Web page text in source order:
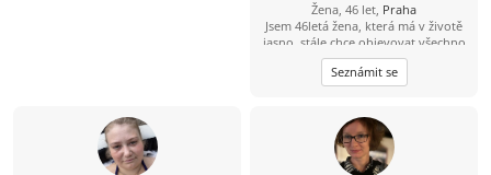
Žena, 46 let, Praha
Jsem 46letá žena, která má v životě
jasno, stále chce objevovat všechno
hezké, co život nabízí. Láká mě
poznávání nových míst ať už jde o
výlet po hradech, nebo objevování
kulturu, potěší mě lístky do divadla,
film, nebo možnost si někde
zatancovat. Hledám muže, který se
Seznámit se